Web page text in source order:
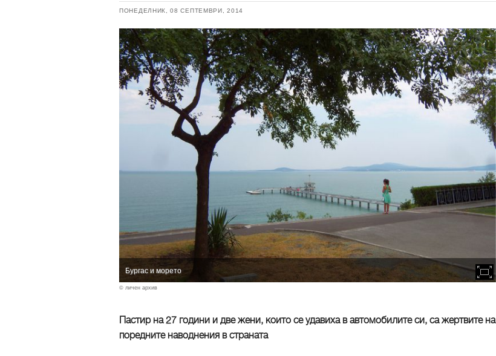
ПОНЕДЕЛНИК, 08 СЕПТЕМВРИ, 2014
Бургас и морето
© личен архив
Пастир на 27 години и две жени, които се удавиха в автомобилите си, са жертвите на
поредните наводнения в страната